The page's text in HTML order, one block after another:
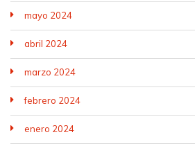
mayo 2024
abril 2024
marzo 2024
febrero 2024
enero 2024